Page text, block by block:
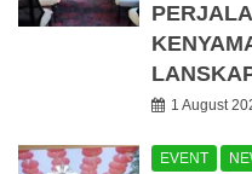
1 August
EVENT